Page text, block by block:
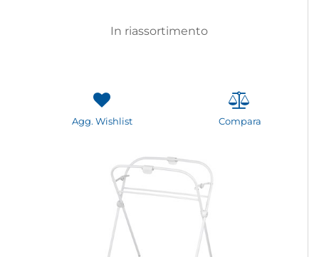
In riassortimento
Agg. Wishlist Compara